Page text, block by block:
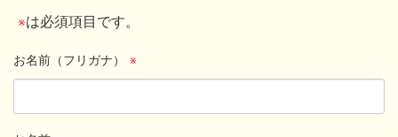
※は必須項目です。
お名前（フリガナ） ※